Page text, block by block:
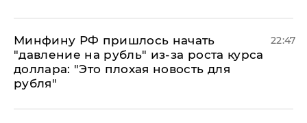
Минфину РФ пришлось начать
"давление на рубль" из-за роста курса
доллара: "Это плохая новость для
рубля"
22:47